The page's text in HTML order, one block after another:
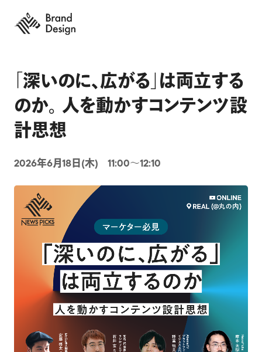
「深いのに、広がる」は両立する
のか。 人を動かすコンテンツ設
計思想
2026年6月18日(木) 11:00〜12:10